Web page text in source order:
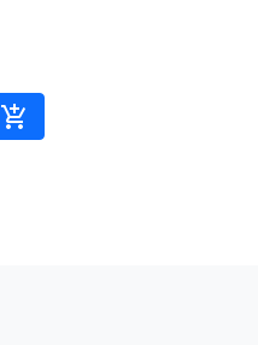

Adicionar ao carrinho